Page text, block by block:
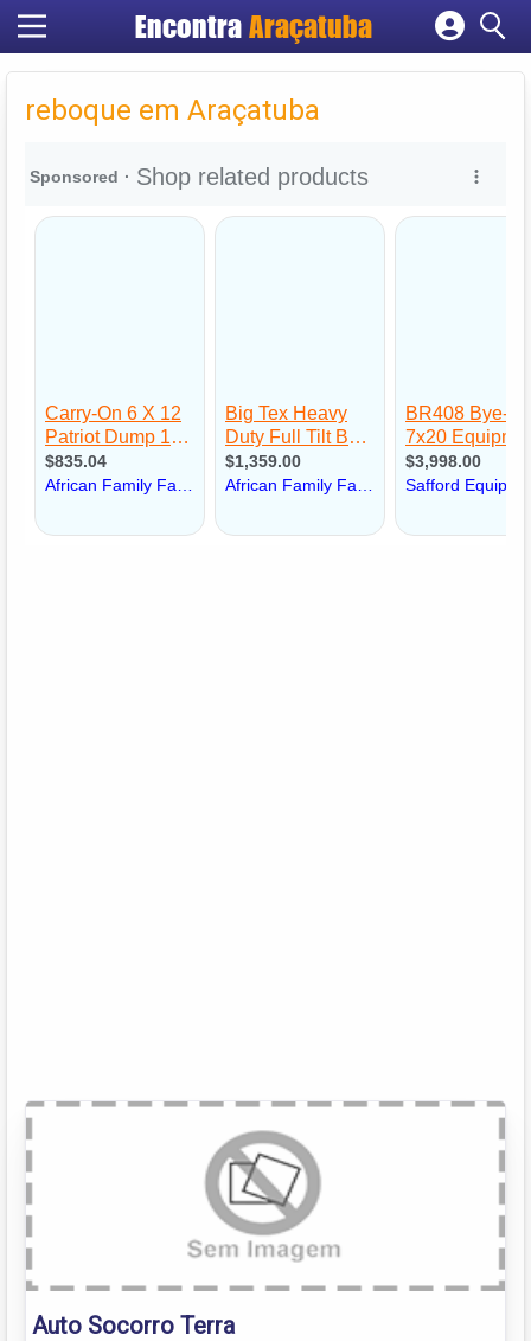
Encontra Araçatuba
Cadastrar empresa
Criar conta
reboque em Araçatuba
Auto Socorro Terra